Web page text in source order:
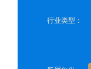
行业类型：